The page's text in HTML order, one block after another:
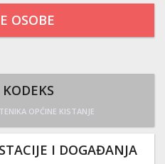
OSOBE
OPĆINE KISTANJE
I DOGAĐANJA